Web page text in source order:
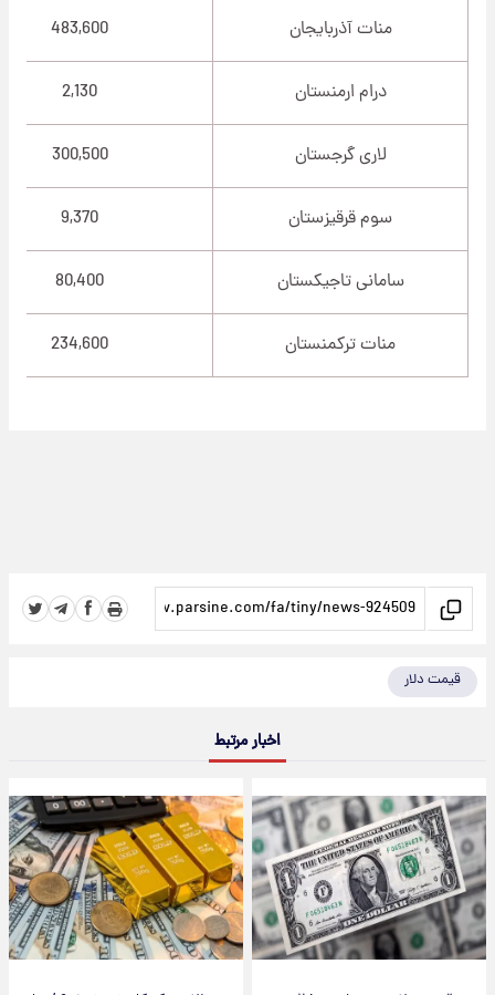
منات آذربایجان 483,600
درام ارمنستان 2,130
لاری گرجستان 300,500
سوم قرقیزستان 9,370
سامانی تاجیکستان 80,400
منات ترکمنستان 234,600
قیمت دلار
اخبار مرتبط